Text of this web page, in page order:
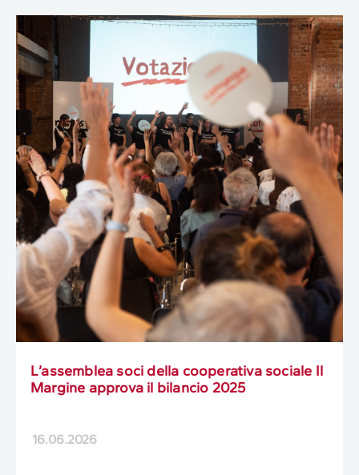
L’assemblea soci della cooperativa sociale Il
Margine approva il bilancio 2025
16.06.2026